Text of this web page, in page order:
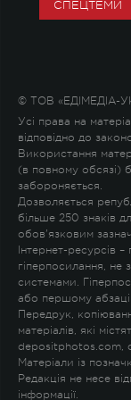
СПЕЦТЕМИ
© ТОВ «ЕДІМЕДІА-
Усі права на
відповідно до
Використання
(в повному обсязі)
забороняється.
Дозволяється
більше 250 знаків
обов'язковим
Інтернет-ресурсів
гіперпосилання, не
системами.
або першому абзаці
Передрук,
матеріалів, які
depositphotos.com,
Матеріали із
Редакція не несе
інформації.